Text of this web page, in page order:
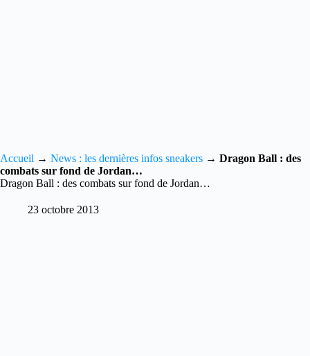
Accueil → News : les dernières infos sneakers → Dragon Ball : des
combats sur fond de Jordan…
Dragon Ball : des combats sur fond de Jordan…
23 octobre 2013